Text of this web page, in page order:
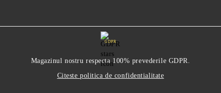
GDPR
Magazinul nostru respecta 100% prevederile GDPR.
Citeste politica de confidentialitate